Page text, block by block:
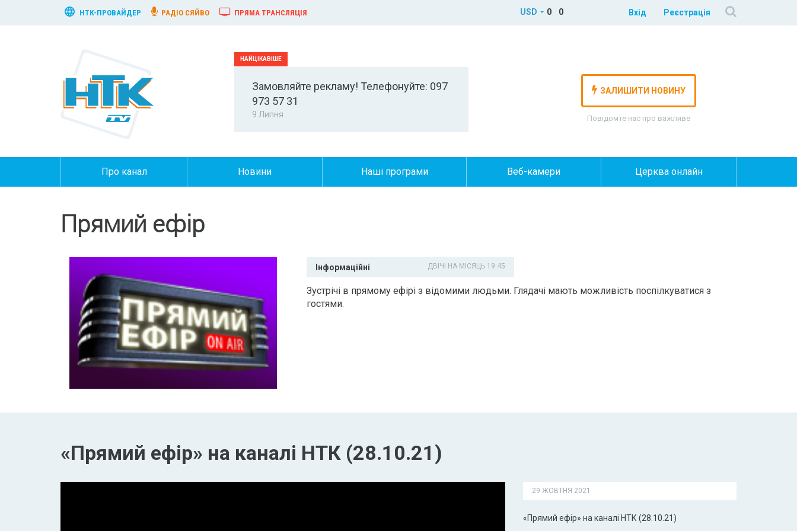
НТК-ПРОВАЙДЕР РАДІО СЯЙВО ПРЯМА ТРАНСЛЯЦІЯ USD 0 0 Вхід Реєстрація
Замовляйте рекламу! Телефонуйте: 097
973 57 31
9 Липня
ЗАЛИШИТИ НОВИНУ
Повідомте нас про важливе
Про канал Новини Наші програми Веб-камери Церква онлайн
Прямий ефір
Інформаційні ДВІЧІ НА МІСЯЦЬ 19:45
Зустрічі в прямому ефірі з відомими людьми. Глядачі мають можливість поспілкуватися з
гостями.
«Прямий ефір» на каналі НТК (28.10.21)
29 ЖОВТНЯ 2021
«Прямий ефір» на каналі НТК (28.10.21)